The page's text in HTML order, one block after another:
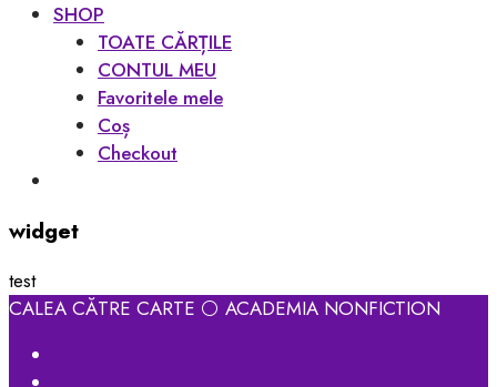
SHOP
TOATE CĂRȚILE
CONTUL MEU
Favoritele mele
Coș
Checkout
widget
test
CALEA CĂTRE CARTE ⚪ ACADEMIA NONFICTION